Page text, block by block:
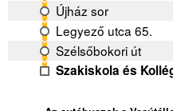
Újház sor
Legyező utca 65.
Szélsőbokori út
Szakiskola és